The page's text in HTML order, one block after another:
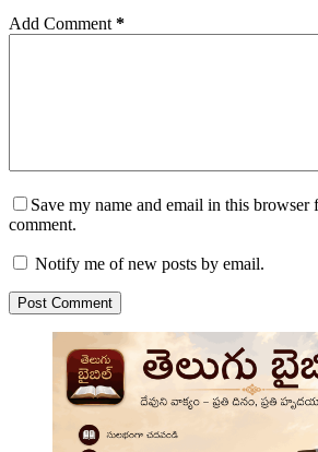
Add Comment *
Save my name and email in this browser
comment.
Notify me of new posts by email.
Post Comment